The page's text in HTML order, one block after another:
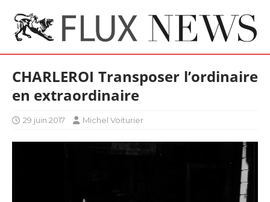
CHARLEROI Transposer l’ordinaire
en extraordinaire
29 juin 2017 Michel Voiturier